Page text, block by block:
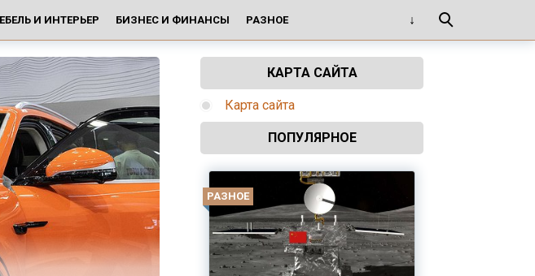
И ИНТЕРЬЕР БИЗНЕС И ФИНАНСЫ РАЗНОЕ
КАРТА САЙТА
Карта сайта
ПОПУЛЯРНОЕ
РАЗНОЕ